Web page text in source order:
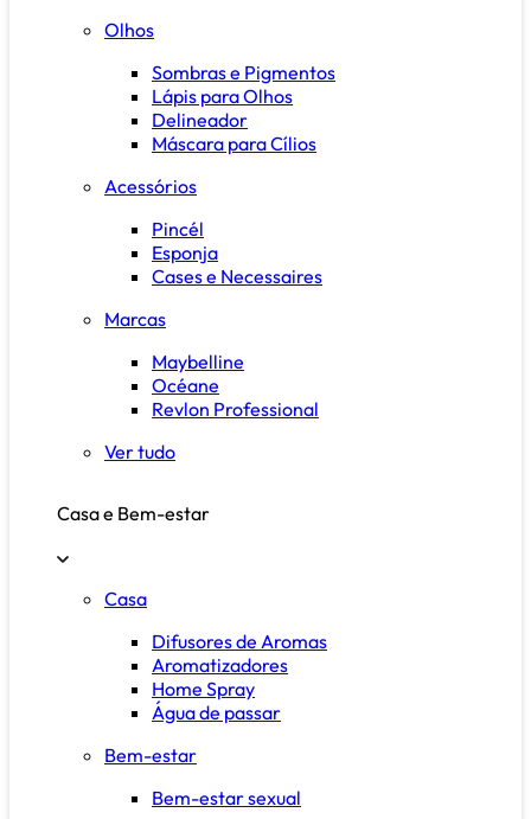
Olhos
Sombras e Pigmentos
Lápis para Olhos
Delineador
Máscara para Cílios
Acessórios
Pincél
Esponja
Cases e Necessaires
Marcas
Maybelline
Océane
Revlon Professional
Ver tudo
Casa e Bem-estar
Casa
Difusores de Aromas
Aromatizadores
Home Spray
Água de passar
Bem-estar
Bem-estar sexual